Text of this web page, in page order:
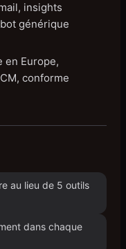
insights
générique
en Europe,
conforme
au lieu de 5 outils
dans chaque